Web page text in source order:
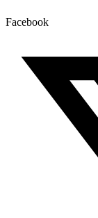
Facebook